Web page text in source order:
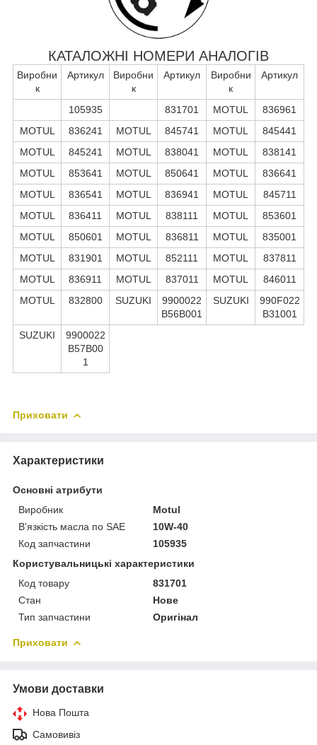
КАТАЛОЖНІ НОМЕРИ АНАЛОГІВ
Виробни
к
Артикул
Виробни
к
Артикул
Виробни
к
Артикул
105935 831701 MOTUL
836961
MOTUL
836241 MOTUL 845741 MOTUL
845441
MOTUL
845241 MOTUL 838041 MOTUL
838141
MOTUL
853641 MOTUL 850641 MOTUL
836641
MOTUL
836541 MOTUL 836941 MOTUL
845711
MOTUL
836411 MOTUL 838111 MOTUL
853601
MOTUL
850601 MOTUL 836811 MOTUL
835001
MOTUL
831901 MOTUL 852111 MOTUL
837811
MOTUL
836911 MOTUL 837011 MOTUL
846011
MOTUL
832800 SUZUKI
9900022
B56B001
SUZUKI
990F022
B31001
SUZUKI
9900022
B57B00
1
Приховати
Характеристики
Основні атрибути
Виробник
Motul
В'язкість масла по SAE
10W-40
Код запчастини
105935
Користувальницькі характеристики
Код товару
831701
Стан
Нове
Тип запчастини
Оригінал
Приховати
Умови доставки
Нова Пошта
Самовивіз